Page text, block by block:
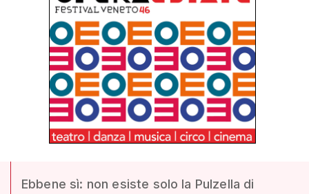
Ebbene sì: non esiste solo la Pulzella di